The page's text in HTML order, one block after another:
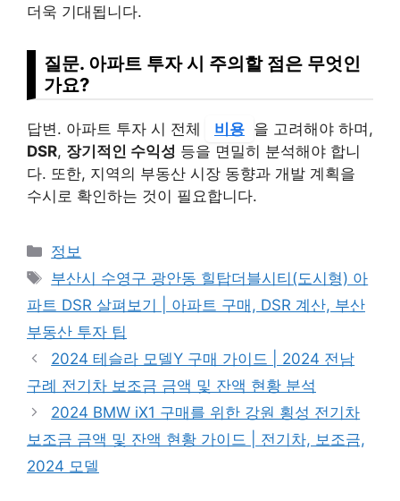
더욱 기대됩니다.
질문. 아파트 투자 시 주의할 점은 무엇인
가요?
답변. 아파트 투자 시 전체 비용 을 고려해야 하며,
DSR, 장기적인 수익성 등을 면밀히 분석해야 합니
다. 또한, 지역의 부동산 시장 동향과 개발 계획을
수시로 확인하는 것이 필요합니다.
Categories
정보
Tags
부산시 수영구 광안동 힐탑더블시티(도시형) 아
파트 DSR 살펴보기 | 아파트 구매, DSR 계산, 부산
부동산 투자 팁
2024 테슬라 모델Y 구매 가이드 | 2024 전남
구례 전기차 보조금 금액 및 잔액 현황 분석
2024 BMW iX1 구매를 위한 강원 횡성 전기차
보조금 금액 및 잔액 현황 가이드 | 전기차, 보조금,
2024 모델